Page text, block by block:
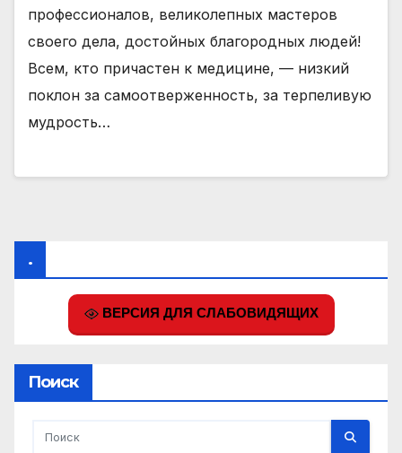
профессионалов, великолепных мастеров
своего дела, достойных благородных людей!
Всем, кто причастен к медицине, — низкий
поклон за самоотверженность, за терпеливую
мудрость…
.
ВЕРСИЯ ДЛЯ СЛАБОВИДЯЩИХ
Поиск